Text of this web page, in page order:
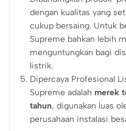
dengan kualitas yang
cukup bersaing. Untuk
Supreme bahkan lebih
menguntungkan bagi
listrik.
Dipercaya Profesional
Supreme adalahmerek
tahun, digunakan luas
perusahaan instalasi